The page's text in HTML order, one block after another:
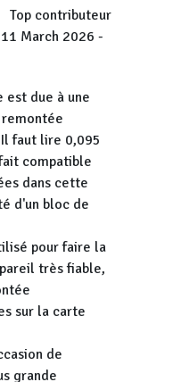
Top contributeur
March 2026 -
due à une
faut lire 0,095
compatible
dans cette
d'un bloc de
pour faire la
très fiable,
sur la carte
de
grande